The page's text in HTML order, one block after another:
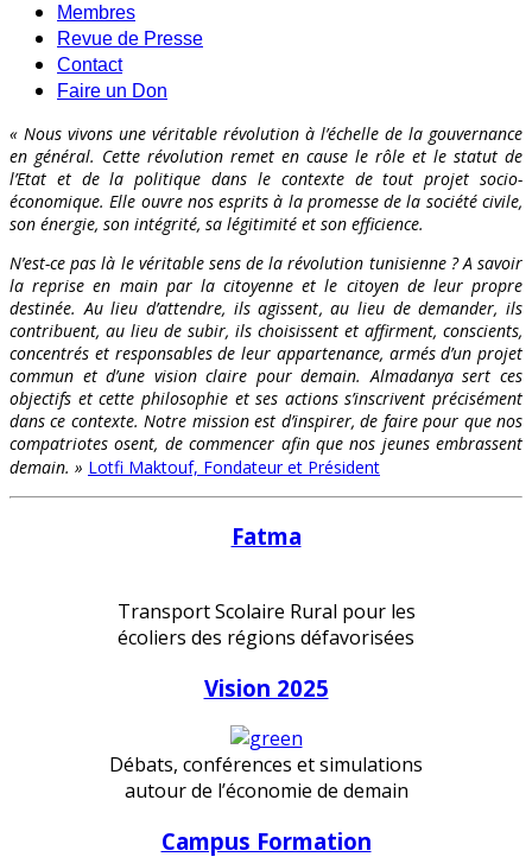
Membres
Revue de Presse
Contact
Faire un Don
« Nous vivons une véritable révolution à l’échelle de la gouvernance
en général. Cette révolution remet en cause le rôle et le statut de
l’Etat et de la politique dans le contexte de tout projet socio-
économique. Elle ouvre nos esprits à la promesse de la société civile,
son énergie, son intégrité, sa légitimité et son efficience.
N’est-ce pas là le véritable sens de la révolution tunisienne ? A savoir
la reprise en main par la citoyenne et le citoyen de leur propre
destinée. Au lieu d’attendre, ils agissent, au lieu de demander, ils
contribuent, au lieu de subir, ils choisissent et affirment, conscients,
concentrés et responsables de leur appartenance, armés d’un projet
commun et d’une vision claire pour demain. Almadanya sert ces
objectifs et cette philosophie et ses actions s’inscrivent précisément
dans ce contexte. Notre mission est d’inspirer, de faire pour que nos
compatriotes osent, de commencer afin que nos jeunes embrassent
demain. » Lotfi Maktouf, Fondateur et Président
Fatma
Transport Scolaire Rural pour les
écoliers des régions défavorisées
Vision 2025
Débats, conférences et simulations
autour de l’économie de demain
Campus Formation